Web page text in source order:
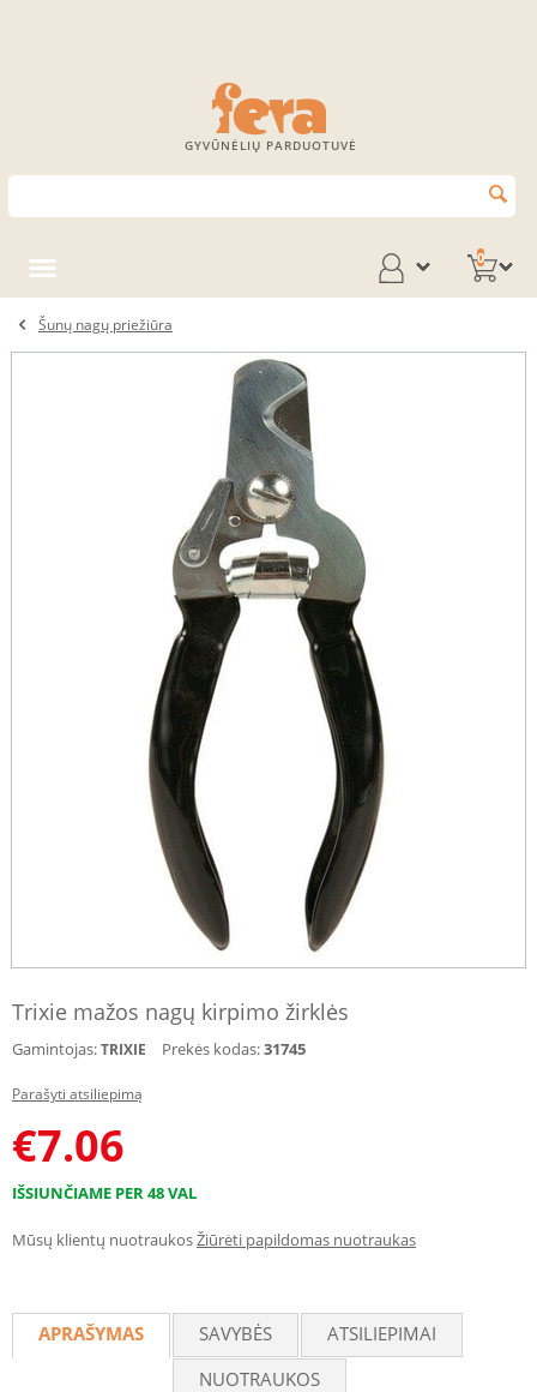
GYVŪNĖLIŲ PARDUOTUVĖ
0
Šunų nagų priežiūra
Trixie mažos nagų kirpimo žirklės
Gamintojas:TRIXIE Prekės kodas:31745
Parašyti atsiliepimą
€7.06
IŠSIUNČIAME PER 48 VAL
Mūsų klientų nuotraukosŽiūrėti papildomas nuotraukas
APRAŠYMAS SAVYBĖS
ATSILIEPIMAI
NUOTRAUKOS